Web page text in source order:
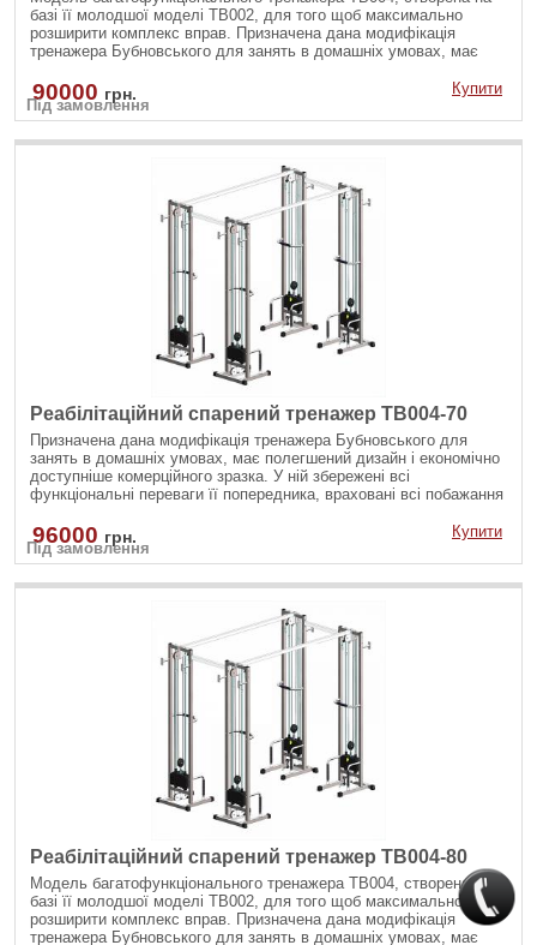
базі її молодшої моделі TB002, для того щоб максимально
розширити комплекс вправ. Призначена дана модифікація
тренажера Бубновського для занять в домашніх умовах, має
зразка. У ній збережені всі функціональні переваги її
попередника, враховані всі побажання наших партнерів з Центру
реабілітації доктора Бубновського і завдяки спільній співпраці,
вийшло відтворити тренажер для ширшої аудиторії, щоб кожен
чотирьох вантажних блоків (від 50 до 100 кг.), Двох перекладин,
тросів і восьми карабінів.
90000 грн.
Купити
Під замовлення
Реабілітаційний спарений тренажер TB004-70
Призначена дана модифікація тренажера Бубновського для
занять в домашніх умовах, має полегшений дизайн і економічно
доступніше комерційного зразка. У ній збережені всі
функціональні переваги її попередника, враховані всі побажання
завдяки спільній співпраці, вийшло відтворити тренажер для
ширшої аудиторії, щоб кожен бажаючий залишався в русі!
96000 грн.
Купити
Під замовлення
Реабілітаційний спарений тренажер TB004-80
Модель багатофункціонального тренажера TB004, створена на
базі її молодшої моделі TB002, для того щоб максимально
розширити комплекс вправ. Призначена дана модифікація
тренажера Бубновського для занять в домашніх умовах, має